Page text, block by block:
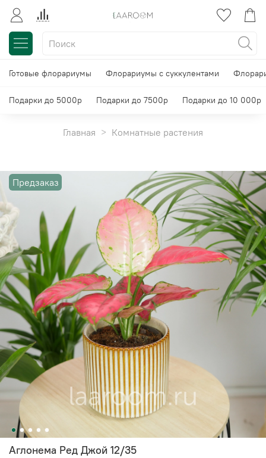
Готовые флорариумы Флорариумы с суккулентами
Подарки до 5000р Подарки до 7500р Подарки до 10 000р
Главная Комнатные растения
Предзаказ
Аглонема Ред Джой 12/35